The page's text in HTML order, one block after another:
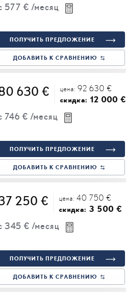
577 € /месяц
ПОЛУЧИТЬ ПРЕДЛОЖЕНИЕ
ДОБАВИТЬ К СРАВНЕНИЮ
630 € цена: 92 630 €
скидка: 12 000 €
746 € /месяц
ПОЛУЧИТЬ ПРЕДЛОЖЕНИЕ
ДОБАВИТЬ К СРАВНЕНИЮ
250 € цена: 40 750 €
скидка: 3 500 €
345 € /месяц
ПОЛУЧИТЬ ПРЕДЛОЖЕНИЕ
ДОБАВИТЬ К СРАВНЕНИЮ